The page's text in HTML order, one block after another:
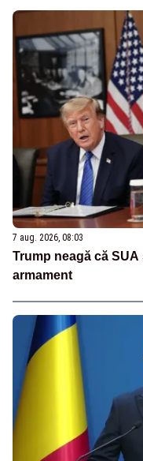
7 aug. 2026, 08:03
Trump neagă că
armament